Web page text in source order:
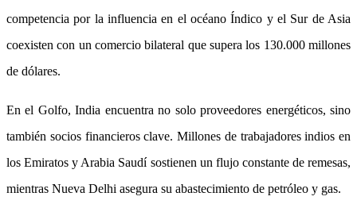
competencia por la influencia en el océano Índico y el Sur de Asia
coexisten con un comercio bilateral que supera los 130.000 millones
de dólares.
En el Golfo, India encuentra no solo proveedores energéticos, sino
también socios financieros clave. Millones de trabajadores indios en
los Emiratos y Arabia Saudí sostienen un flujo constante de remesas,
mientras Nueva Delhi asegura su abastecimiento de petróleo y gas.